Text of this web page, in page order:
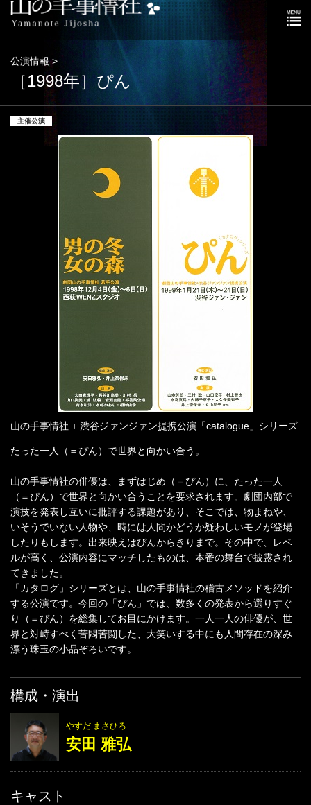
公演情報 >
［1998年］ぴん
主催公演
山の手事情社 + 渋谷ジァンジァン提携公演「catalogue」シリーズ
たった一人（＝ぴん）で世界と向かい合う。
山の手事情社の俳優は、まずはじめ（＝ぴん）に、たった一人
（＝ぴん）で世界と向かい合うことを要求されます。劇団内部で
演技を発表し互いに批評する課題があり、そこでは、物まねや、
いそうでいない人物や、時には人間かどうか疑わしいモノが登場
したりもします。出来映えはぴんからきりまで。その中で、レベ
ルが高く、公演内容にマッチしたものは、本番の舞台で披露され
てきました。
「カタログ」シリーズとは、山の手事情社の稽古メソッドを紹介
する公演です。今回の「ぴん」では、数多くの発表から選りすぐ
り（＝ぴん）を総集してお目にかけます。一人一人の俳優が、世
界と対峙すべく苦悶苦闘した、大笑いする中にも人間存在の深み
漂う珠玉の小品ぞろいです。
構成・演出
やすだ まさひろ
安田 雅弘
キャスト